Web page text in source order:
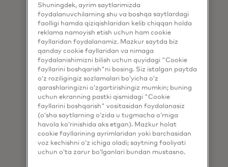
ettirmoqda", dedi Mastercard
kompaniyasining Lotin Amerikasi va
Karib dengizi bo'yicha mahsulot va
muhandislik bo'yicha ijrochi vitse-
prezidenti Valter Pimenta. “Lotin
Amerikasida va butun dunyoda
blokcheyn va raqamli aktivlarga
qiziqish ortib borayotgan bir
paytda, ommaviy blokcheyn
tarmoqlari orqali ishonchli va
tekshirilishi mumkin bo'lgan o'zaro
ta'sirlarni taqdim etishda davom
etish juda muhimdir. Biz Mastercard
Crypto Credential’ni to‘liq
salohiyatini ro‘yobga chiqarishga
yaqinlashtirish uchun ushbu
Shuningdek, ayrim saytlarimizda
foydalanuvchilarning shu va boshqa saytlardagi
faolligi hamda qiziqishlaridan kelib chiqqan holda
reklama namoyish etish uchun ham cookie
fayllaridan foydalanamiz. Mazkur saytda biz
qanday cookie fayllaridan va nimaga
foydalanishimizni bilish uchun quyidagi "Cookie
fayllarini boshqarish"ni bosing. Siz istalgan paytda
o‘z roziligingiz sozlamalari bo‘yicha o‘z
qarashlaringizni o‘zgartirishingiz mumkin; buning
uchun ekranning pastki qismidagi "Cookie
fayllarini boshqarish" vositasidan foydalanasiz
(o‘sha saytlarning o‘zida u tugmacha o‘rniga
havola ko‘rinishida aks etgan). Mazkur holat
cookie fayllarining ayrimlaridan yoki barchasidan
voz kechishni o‘z ichiga oladi; saytning faoliyati
uchun o‘ta zarur bo‘lganlari bundan mustasno.